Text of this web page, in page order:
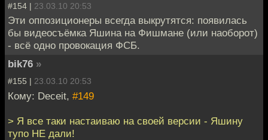
#154 | 23.03.10 20:53
Эти оппозиционеры всегда выкрутятся: появилась
бы видеосъёмка Яшина на Фишмане (или наоборот)
- всё одно провокация ФСБ.
bik76 »
#155 | 23.03.10 20:53
Кому: Deceit, #149
> Я все таки настаиваю на своей версии - Яшину
тупо НЕ дали!